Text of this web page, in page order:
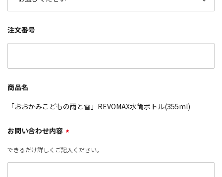
注文番号
商品名
「おおかみこどもの雨と雪」REVOMAX水筒ボトル(355ml)
お問い合わせ内容 *
できるだけ詳しくご記入ください。